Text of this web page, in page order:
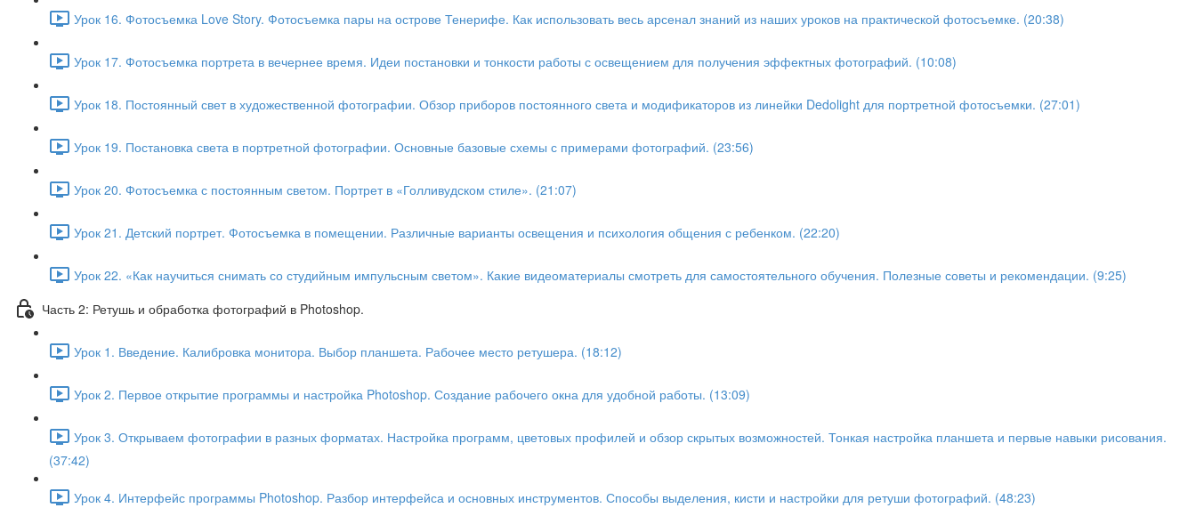
Урок 16. Фотосъемка Love Story. Фотосъемка пары на острове Тенерифе. Как использовать весь арсенал знаний из наших уроков на практической фотосъемке. (20:38)
Урок 17. Фотосъемка портрета в вечернее время. Идеи постановки и тонкости работы с освещением для получения эффектных фотографий. (10:08)
Урок 18. Постоянный свет в художественной фотографии. Обзор приборов постоянного света и модификаторов из линейки Dedolight для портретной фотосъемки. (27:01)
Урок 19. Постановка света в портретной фотографии. Основные базовые схемы с примерами фотографий. (23:56)
Урок 20. Фотосъемка с постоянным светом. Портрет в «Голливудском стиле». (21:07)
Урок 21. Детский портрет. Фотосъемка в помещении. Различные варианты освещения и психология общения с ребенком. (22:20)
Урок 22. «Как научиться снимать со студийным импульсным светом». Какие видеоматериалы смотреть для самостоятельного обучения. Полезные советы и рекомендации. (9:25)
Часть 2: Ретушь и обработка фотографий в Photoshop.
Урок 1. Введение. Калибровка монитора. Выбор планшета. Рабочее место ретушера. (18:12)
Урок 2. Первое открытие программы и настройка Photoshop. Создание рабочего окна для удобной работы. (13:09)
Урок 3. Открываем фотографии в разных форматах. Настройка программ, цветовых профилей и обзор скрытых возможностей. Тонкая настройка планшета и первые навыки рисования.
(37:42)
Урок 4. Интерфейс программы Photoshop. Разбор интерфейса и основных инструментов. Способы выделения, кисти и настройки для ретуши фотографий. (48:23)